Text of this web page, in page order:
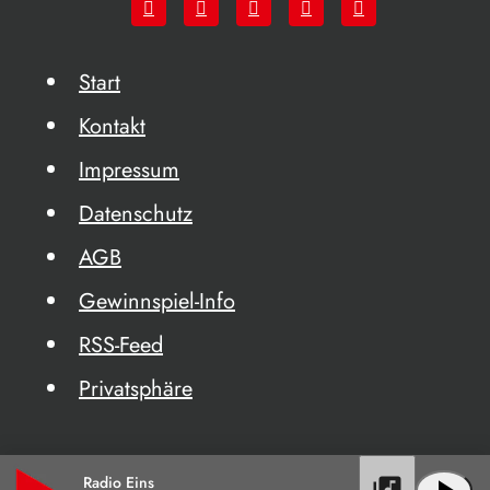
Start
Kontakt
Impressum
Datenschutz
AGB
Gewinnspiel-Info
RSS-Feed
Privatsphäre
Radio Eins